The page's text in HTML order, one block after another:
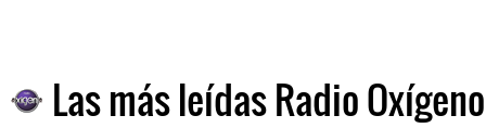
Las más leídas Radio Oxígeno